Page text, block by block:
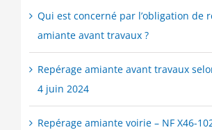
Qui est concerné par l’obligation de
amiante avant travaux ?
Repérage amiante avant travaux
4 juin 2024
Repérage amiante voirie – NF X46-